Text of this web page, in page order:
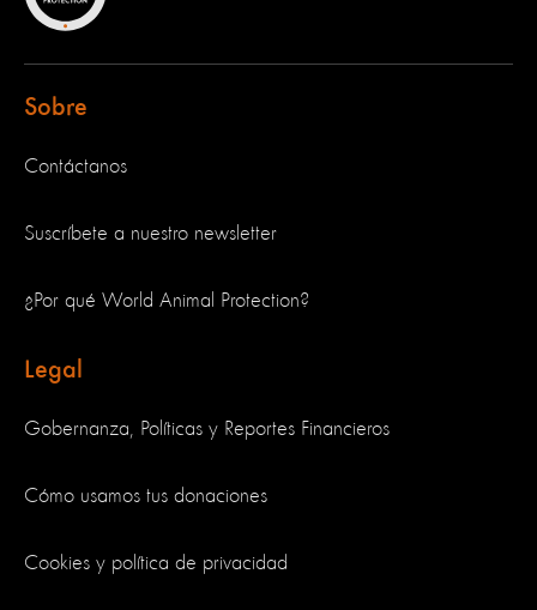
Sobre
Contáctanos
Suscríbete a nuestro newsletter
¿Por qué World Animal Protection?
Legal
Gobernanza, Políticas y Reportes Financieros
Cómo usamos tus donaciones
Cookies y política de privacidad